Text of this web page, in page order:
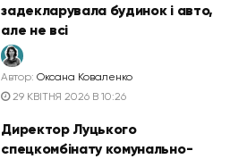
задекларувала будинок і авто,
але не всі
Автор: Оксана Коваленко
29 КВІТНЯ 2026 В 10:26
Директор Луцького
спецкомбінату комунально-